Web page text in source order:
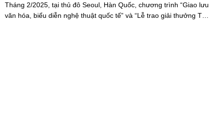
Tháng 2/2025, tại thủ đô Seoul, Hàn Quốc, chương trình “Giao lưu
văn hóa, biểu diễn nghệ thuật quốc tế” và “Lễ trao giải thưởng Tài